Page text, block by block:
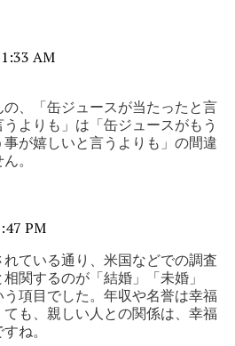
AM
、「缶ジュースが当たったと言
よりも」は「缶ジュースがもう
が嬉しいと言うよりも」の間違
。
PM
ている通り、米国などでの調査
関するのが「結婚」「未婚」
う項目でした。年収や名誉は幸福
も、親しい人との関係は、幸福
ね。